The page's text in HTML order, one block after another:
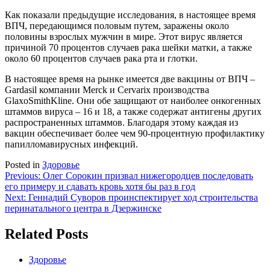
Как показали предыдущие исследования, в настоящее время
ВПЧ, передающимся половым путем, заражены около
половины взрослых мужчин в мире. Этот вирус является
причиной 70 процентов случаев рака шейки матки, а также
около 60 процентов случаев рака рта и глотки.
В настоящее время на рынке имеется две вакцины от ВПЧ –
Gardasil компании Merck и Cervarix производства
GlaxoSmithKline. Они обе защищают от наиболее онкогенных
штаммов вируса – 16 и 18, а также содержат антигены других
распространенных штаммов. Благодаря этому каждая из
вакцин обеспечивает более чем 90-процентную профилактику
папилломавирусных инфекций.
Posted in Здоровье
Навигация
по
записям
Previous: Олег Сорокин призвал нижегородцев последовать
его примеру и сдавать кровь хотя бы раз в год
Next: Геннадий Суворов проинспектирует ход строительства
перинатального центра в Дзержинске
Related Posts
Здоровье